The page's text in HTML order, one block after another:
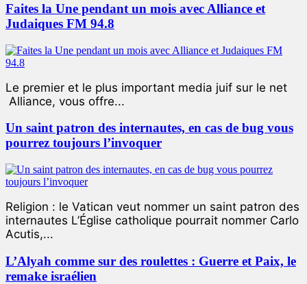
Faites la Une pendant un mois avec Alliance et
Judaiques FM 94.8
Le premier et le plus important media juif sur le net
Alliance, vous offre...
Un saint patron des internautes, en cas de bug vous
pourrez toujours l’invoquer
Religion : le Vatican veut nommer un saint patron des
internautes L’Église catholique pourrait nommer Carlo
Acutis,...
L’Alyah comme sur des roulettes : Guerre et Paix, le
remake israélien